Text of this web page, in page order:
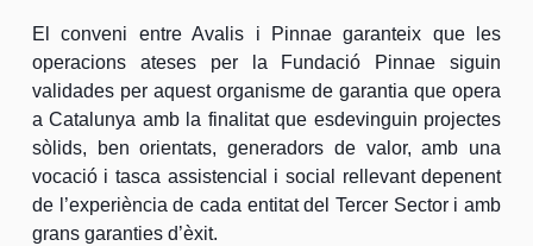
El conveni entre Avalis i Pinnae garanteix que les
operacions ateses per la Fundació Pinnae siguin
validades per aquest organisme de garantia que opera
a Catalunya amb la finalitat que esdevinguin projectes
sòlids, ben orientats, generadors de valor, amb una
vocació i tasca assistencial i social rellevant depenent
de l’experiència de cada entitat del Tercer Sector i amb
grans garanties d’èxit.